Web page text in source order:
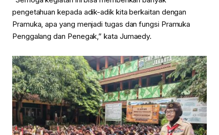
pengetahuan kepada adik-adik kita berkaitan dengan
Pramuka, apa yang menjadi tugas dan fungsi Pramuka
Penggalang dan Penegak,” kata Jumaedy.